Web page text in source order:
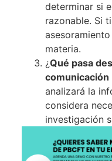
determinar si
razonable. Si
materia.
¿Qué pasa
comunicación
analizará la
considera
investigación